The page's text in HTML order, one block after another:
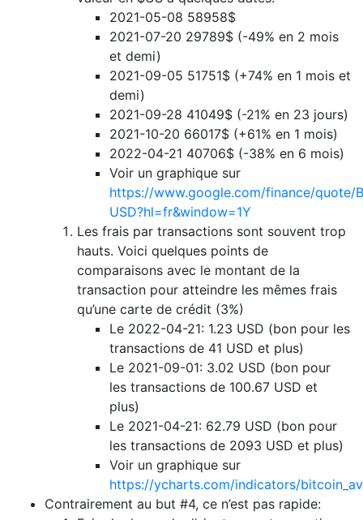
2021-05-08 58958$
2021-07-20 29789$ (-49% en 2 mois
et demi)
2021-09-05 51751$ (+74% en 1 mois et
demi)
2021-09-28 41049$ (-21% en 23 jours)
2021-10-20 66017$ (+61% en 1 mois)
2022-04-21 40706$ (-38% en 6 mois)
Voir un graphique sur
https://www.google.com/finance/quote/
USD?hl=fr&window=1Y
Les frais par transactions sont souvent trop
hauts. Voici quelques points de
comparaisons avec le montant de la
transaction pour atteindre les mêmes frais
qu’une carte de crédit (3%)
Le 2022-04-21: 1.23 USD (bon pour les
transactions de 41 USD et plus)
Le 2021-09-01: 3.02 USD (bon pour
les transactions de 100.67 USD et
plus)
Le 2021-04-21: 62.79 USD (bon pour
les transactions de 2093 USD et plus)
Voir un graphique sur
https://ycharts.com/indicators/
Contrairement au but #4, ce n’est pas rapide: